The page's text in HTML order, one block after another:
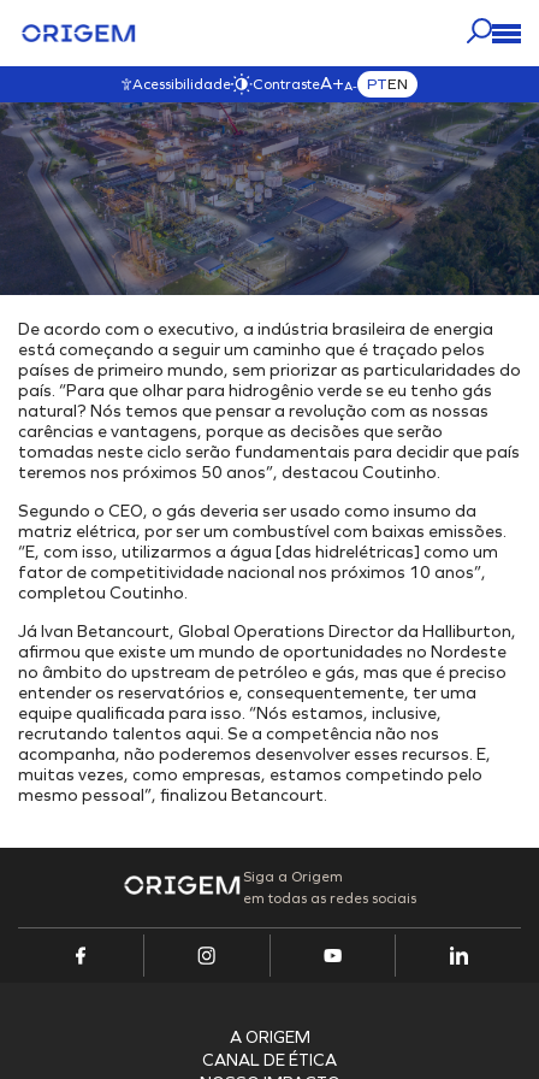
Acessibilidade ContrasteA+A- PTEN
A ORIGEM
VISITAR ESTA SEÇÃO
Quem Somos
Nosso Propósito e Valores
Nossa História
Nosso Time
Nossa Ética
Código de Ética
Canal de Ética
Política Anticorrupção
Política de SGI
Onde Estamos
Endereços
Nossos Ativos
Portal de Fornecedores
Cadastro
NOSSOS
NEGÓCIOS
VISITAR ESTA SEÇÃO
NOSSOS ATIVOS
Mapa Interativo
E&P
Desenvolvimento & Produção
Comercialização
Soluções Energéticas Integradas
Parque de Geração de Energia
Estocagem Subterrânea
Interiorização do Gás
Hub Energético
INFRAESTRUTURA PORTUÁRIA
TAMAC (MAC11A)
OPMAC
Portal do Cliente
NOSSO
IMPACTO
VISITAR ESTA SEÇÃO
Governança
Governança
Transparência
Nossos Compromissos
Ambiental
Mudanças Climáticas
Iniciativas Ambientais
Social
Projetos Externos
Projetos Internos
Projetos Incentivados
Pesquisa, Desenvolvimento & Inovação
Transição Energética
Segurança
IMPRENSA
VISITAR ESTA SEÇÃO
Blog
Notícias
Fale com a Origem
CARREIRAS
VISITAR ESTA SEÇÃO
Origem Carreiras
Venha para Nosso Time
De acordo com o executivo, a indústria brasileira de energia
está começando a seguir um caminho que é traçado pelos
países de primeiro mundo, sem priorizar as particularidades do
país. “Para que olhar para hidrogênio verde se eu tenho gás
natural? Nós temos que pensar a revolução com as nossas
carências e vantagens, porque as decisões que serão
tomadas neste ciclo serão fundamentais para decidir que país
teremos nos próximos 50 anos”, destacou Coutinho.
Segundo o CEO, o gás deveria ser usado como insumo da
matriz elétrica, por ser um combustível com baixas emissões.
“E, com isso, utilizarmos a água [das hidrelétricas] como um
fator de competitividade nacional nos próximos 10 anos”,
completou Coutinho.
Já Ivan Betancourt, Global Operations Director da Halliburton,
afirmou que existe um mundo de oportunidades no Nordeste
no âmbito do upstream de petróleo e gás, mas que é preciso
entender os reservatórios e, consequentemente, ter uma
equipe qualificada para isso. “Nós estamos, inclusive,
recrutando talentos aqui. Se a competência não nos
acompanha, não poderemos desenvolver esses recursos. E,
muitas vezes, como empresas, estamos competindo pelo
mesmo pessoal”, finalizou Betancourt.
Siga a Origem
em todas as redes sociais
A ORIGEM
CANAL DE ÉTICA